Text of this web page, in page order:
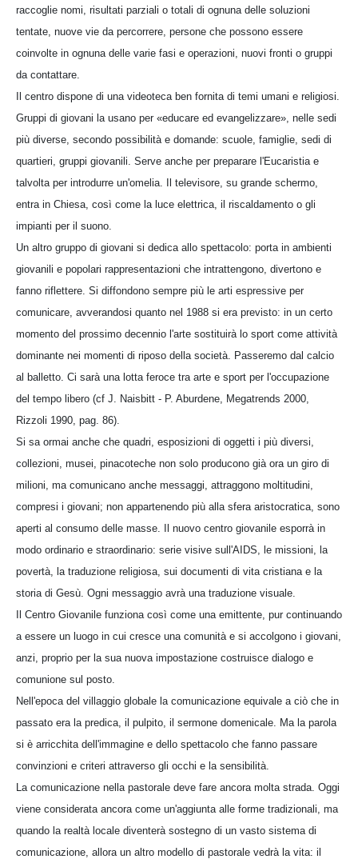
raccoglie nomi, risultati parziali o totali di ognuna delle soluzioni
tentate, nuove vie da percorrere, persone che possono essere
coinvolte in ognuna delle varie fasi e operazioni, nuovi fronti o gruppi
da contattare.
Il centro dispone di una videoteca ben fornita di temi umani e religiosi.
Gruppi di giovani la usano per «educare ed evangelizzare», nelle sedi
più diverse, secondo possibilità e domande: scuole, famiglie, sedi di
quartieri, gruppi giovanili. Serve anche per preparare l'Eucaristia e
talvolta per introdurre un'omelia. Il televisore, su grande schermo,
entra in Chiesa, così come la luce elettrica, il riscaldamento o gli
impianti per il suono.
Un altro gruppo di giovani si dedica allo spettacolo: porta in ambienti
giovanili e popolari rappresentazioni che intrattengono, divertono e
fanno riflettere. Si diffondono sempre più le arti espressive per
comunicare, avverandosi quanto nel 1988 si era previsto: in un certo
momento del prossimo decennio l'arte sostituirà lo sport come attività
dominante nei momenti di riposo della società. Passeremo dal calcio
al balletto. Ci sarà una lotta feroce tra arte e sport per l'occupazione
del tempo libero (cf J. Naisbitt - P. Aburdene, Megatrends 2000,
Rizzoli 1990, pag. 86).
Si sa ormai anche che quadri, esposizioni di oggetti i più diversi,
collezioni, musei, pinacoteche non solo producono già ora un giro di
milioni, ma comunicano anche messaggi, attraggono moltitudini,
compresi i giovani; non appartenendo più alla sfera aristocratica, sono
aperti al consumo delle masse. Il nuovo centro giovanile esporrà in
modo ordinario e straordinario: serie visive sull'AIDS, le missioni, la
povertà, la traduzione religiosa, sui documenti di vita cristiana e la
storia di Gesù. Ogni messaggio avrà una traduzione visuale.
Il Centro Giovanile funziona così come una emittente, pur continuando
a essere un luogo in cui cresce una comunità e si accolgono i giovani,
anzi, proprio per la sua nuova impostazione costruisce dialogo e
comunione sul posto.
Nell'epoca del villaggio globale la comunicazione equivale a ciò che in
passato era la predica, il pulpito, il sermone domenicale. Ma la parola
si è arricchita dell'immagine e dello spettacolo che fanno passare
convinzioni e criteri attraverso gli occhi e la sensibilità.
La comunicazione nella pastorale deve fare ancora molta strada. Oggi
viene considerata ancora come un'aggiunta alle forme tradizionali, ma
quando la realtà locale diventerà sostegno di un vasto sistema di
comunicazione, allora un altro modello di pastorale vedrà la vita: il